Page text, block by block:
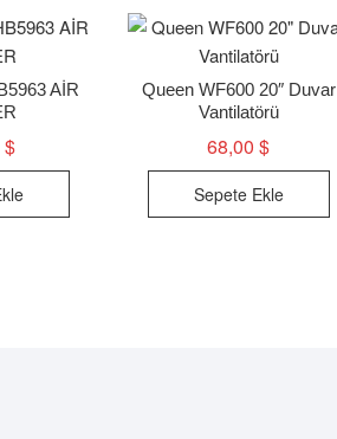
AİR
$
Queen WF600 20″ Duvar
Vantilatörü
68,00$
Sepete Ekle